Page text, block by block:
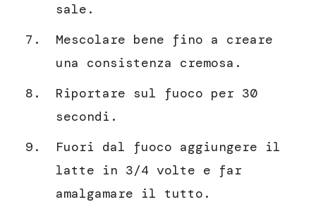
sale.
Mescolare bene fino a creare
una consistenza cremosa.
Riportare sul fuoco per 30
secondi.
Fuori dal fuoco aggiungere il
latte in 3/4 volte e far
amalgamare il tutto.